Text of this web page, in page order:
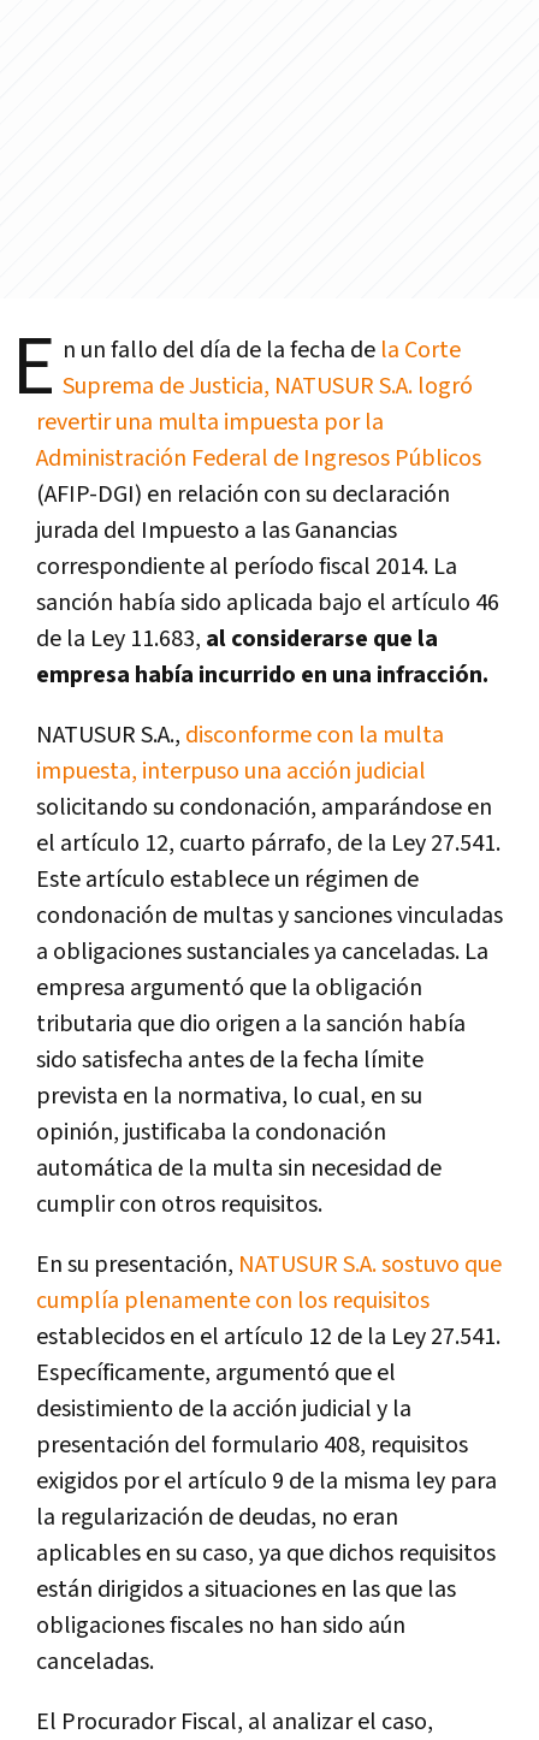
E n un fallo del día de la fecha de la Corte
Suprema de Justicia, NATUSUR S.A. logró
revertir una multa impuesta por la
Administración Federal de Ingresos Públicos
(AFIP-DGI) en relación con su declaración
jurada del Impuesto a las Ganancias
correspondiente al período fiscal 2014. La
sanción había sido aplicada bajo el artículo 46
de la Ley 11.683, al considerarse que la
empresa había incurrido en una infracción.
NATUSUR S.A., disconforme con la multa
impuesta, interpuso una acción judicial
solicitando su condonación, amparándose en
el artículo 12, cuarto párrafo, de la Ley 27.541.
Este artículo establece un régimen de
condonación de multas y sanciones vinculadas
a obligaciones sustanciales ya canceladas. La
empresa argumentó que la obligación
tributaria que dio origen a la sanción había
sido satisfecha antes de la fecha límite
prevista en la normativa, lo cual, en su
opinión, justificaba la condonación
automática de la multa sin necesidad de
cumplir con otros requisitos.
En su presentación, NATUSUR S.A. sostuvo que
cumplía plenamente con los requisitos
establecidos en el artículo 12 de la Ley 27.541.
Específicamente, argumentó que el
desistimiento de la acción judicial y la
presentación del formulario 408, requisitos
exigidos por el artículo 9 de la misma ley para
la regularización de deudas, no eran
aplicables en su caso, ya que dichos requisitos
están dirigidos a situaciones en las que las
obligaciones fiscales no han sido aún
canceladas.
El Procurador Fiscal, al analizar el caso,